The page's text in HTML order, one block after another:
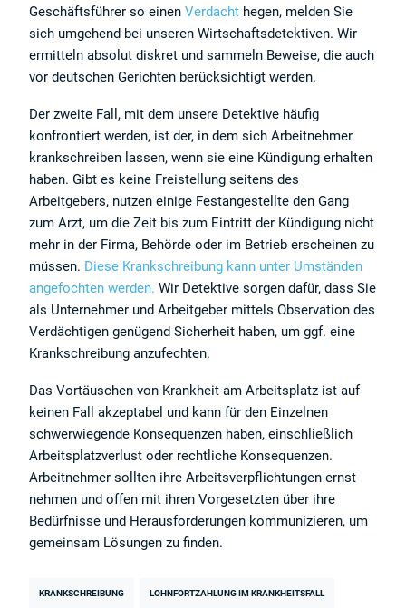
Geschäftsführer so einenVerdacht hegen, melden Sie
sich umgehend bei unseren Wirtschaftsdetektiven. Wir
ermitteln absolut diskret und sammeln Beweise, die auch
vor deutschen Gerichten berücksichtigt werden.
Der zweite Fall, mit dem unsere Detektive häufig
konfrontiert werden, ist der, in dem sich Arbeitnehmer
krankschreiben lassen, wenn sie eine Kündigung erhalten
haben. Gibt es keine Freistellung seitens des
Arbeitgebers, nutzen einige Festangestellte den Gang
zum Arzt, um die Zeit bis zum Eintritt der Kündigung nicht
mehr in der Firma, Behörde oder im Betrieb erscheinen zu
müssen. Diese Krankschreibung kann unter Umständen
angefochten werden. Wir Detektive sorgen dafür, dass Sie
als Unternehmer und Arbeitgeber mittels Observation des
Verdächtigen genügend Sicherheit haben, um ggf. eine
Krankschreibung anzufechten.
Das Vortäuschen von Krankheit am Arbeitsplatz ist auf
keinen Fall akzeptabel und kann für den Einzelnen
schwerwiegende Konsequenzen haben, einschließlich
Arbeitsplatzverlust oder rechtliche Konsequenzen.
Arbeitnehmer sollten ihre Arbeitsverpflichtungen ernst
nehmen und offen mit ihren Vorgesetzten über ihre
Bedürfnisse und Herausforderungen kommunizieren, um
gemeinsam Lösungen zu finden.
KRANKSCHREIBUNG LOHNFORTZAHLUNG IM KRANKHEITSFALL